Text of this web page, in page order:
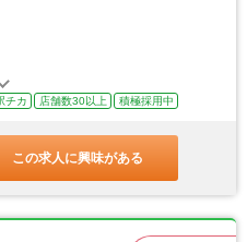
チカ 店舗数30以上 積極採用中
この求人に興味がある